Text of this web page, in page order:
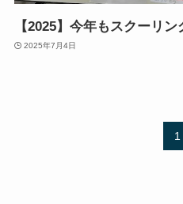
【2025】今年もスクーリ
2025年7月4日
1